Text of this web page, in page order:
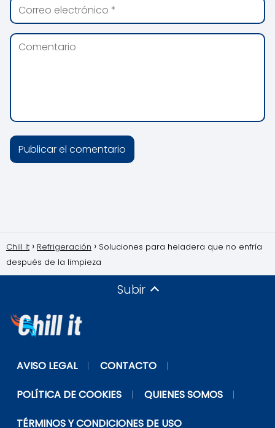
Chill It Refrigeración
Soluciones para heladera que no enfría
después de la limpieza
Subir
AVISO LEGAL CONTACTO
POLÍTICA DE COOKIES QUIENES SOMOS
TÉRMINOS Y CONDICIONES DE USO